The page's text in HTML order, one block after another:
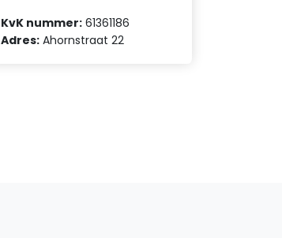
KvK nummer: 61361186
Adres: Ahornstraat 22